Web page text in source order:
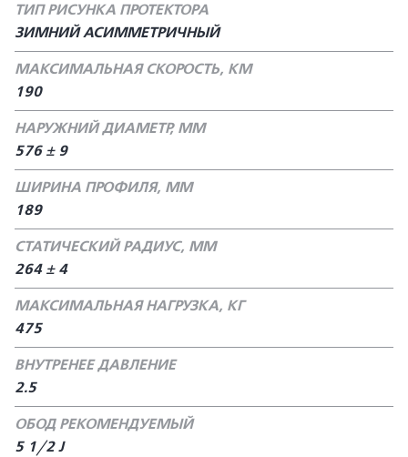
ТИП РИСУНКА ПРОТЕКТОРА
ЗИМНИЙ АСИММЕТРИЧНЫЙ
МАКСИМАЛЬНАЯ СКОРОСТЬ, КМ
190
НАРУЖНИЙ ДИАМЕТР, ММ
576 ± 9
ШИРИНА ПРОФИЛЯ, ММ
189
СТАТИЧЕСКИЙ РАДИУС, ММ
264 ± 4
МАКСИМАЛЬНАЯ НАГРУЗКА, КГ
475
ВНУТРЕНЕЕ ДАВЛЕНИЕ
2.5
ОБОД РЕКОМЕНДУЕМЫЙ
5 1/2 J